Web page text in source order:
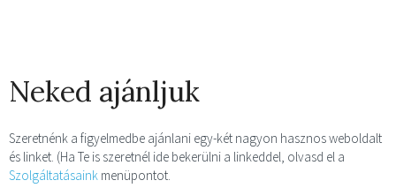
Neked ajánljuk
Szeretnénk a figyelmedbe ajánlani egy-két nagyon hasznos weboldalt
és linket. (Ha Te is szeretnél ide bekerülni a linkeddel, olvasd el a
Szolgáltatásaink menüpontot.